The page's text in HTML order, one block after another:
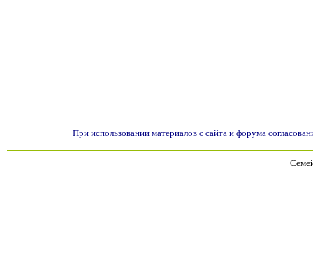
При использовании материалов с сайта и форума